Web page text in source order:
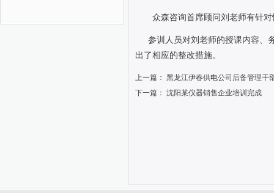
众森咨询首席顾问刘老师有针
参训人员对刘老师的授课内容、
出了相应的整改措施。
上一篇： 黑龙江伊春供电公司后备管理干
下一篇： 沈阳某仪器销售企业培训完成